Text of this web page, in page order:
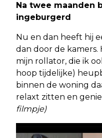
Na twee maanden
ingeburgerd
Nu en dan heeft hij
dan door de kamers.
mijn rollator, die ik
hoop tijdelijke)
binnen de woning
relaxt zitten en
filmpje)